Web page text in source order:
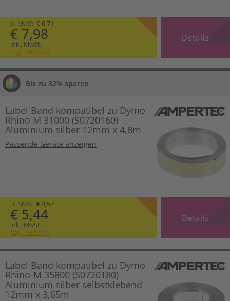
o. MwSt. € 6,71
€ 7,98
inkl. MwSt.
zzgl. Versand
Details
Bis zu 32% sparen
Label Band kompatibel zu Dymo
Rhino M 31000 (S0720160)
Aluminium silber 12mm x 4,8m
Passende Geräte anzeigen
o. MwSt. € 4,57
€ 5,44
inkl. MwSt.
zzgl. Versand
Details
Label Band kompatibel zu Dymo
Rhino-M 35800 (S0720180)
Aluminium silber selbstklebend
12mm x 3,65m